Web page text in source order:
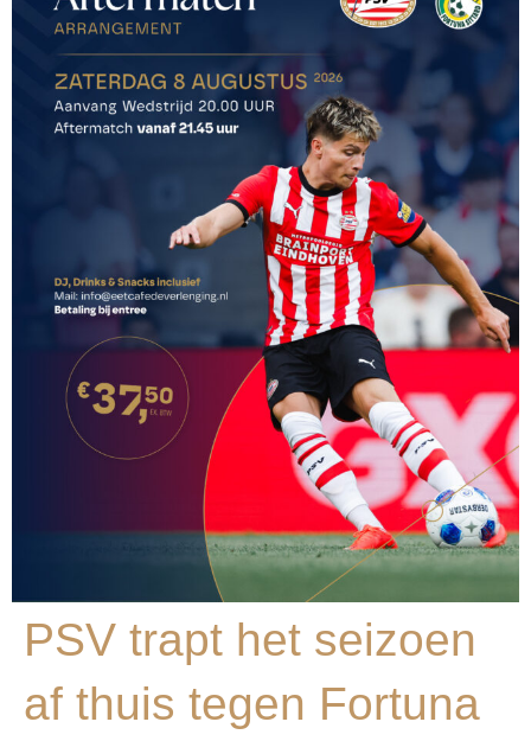
PSV trapt het seizoen
af thuis tegen Fortuna